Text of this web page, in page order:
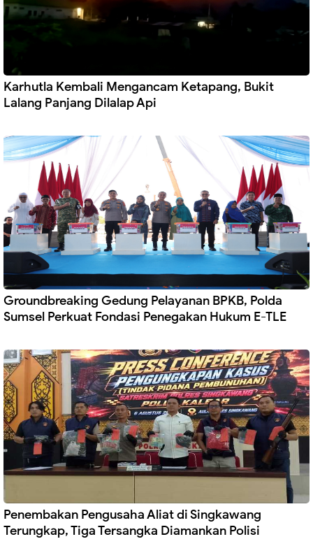
Karhutla Kembali Mengancam Ketapang, Bukit
Lalang Panjang Dilalap Api
Groundbreaking Gedung Pelayanan BPKB, Polda
Sumsel Perkuat Fondasi Penegakan Hukum E-TLE
Penembakan Pengusaha Aliat di Singkawang
Terungkap, Tiga Tersangka Diamankan Polisi